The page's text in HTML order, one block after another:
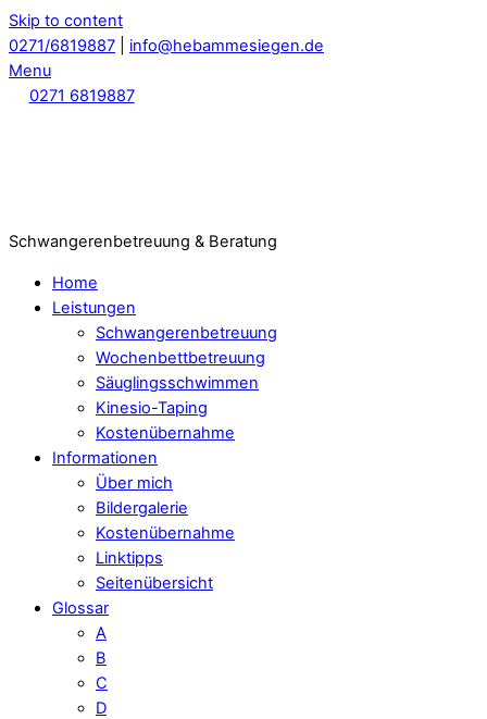
Skip to content
0271/6819887
info@hebammesiegen.de
Menu
0271 6819887
Schwangerenbetreuung & Beratung
Home
Leistungen
Schwangerenbetreuung
Wochenbettbetreuung
Säuglingsschwimmen
Kinesio-Taping
Kostenübernahme
Informationen
Über mich
Bildergalerie
Kostenübernahme
Linktipps
Seitenübersicht
Glossar
A
B
C
D